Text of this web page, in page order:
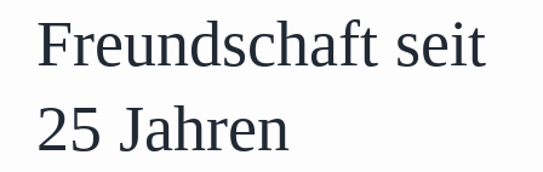
Freundschaft seit
25 Jahren